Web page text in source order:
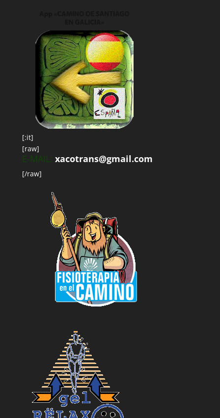
[:it]
[raw]
E-MAIL: xacotrans@gmail.com
[/raw]